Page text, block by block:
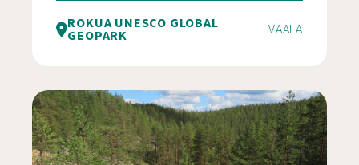
ROKUA UNESCO GLOBAL
GEOPARK VAALA